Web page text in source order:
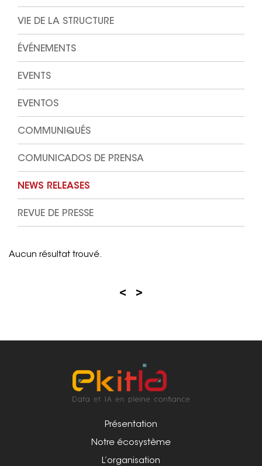
VIE DE LA STRUCTURE
ÉVÉNEMENTS
EVENTS
EVENTOS
COMMUNIQUÉS
COMUNICADOS DE PRENSA
NEWS RELEASES
REVUE DE PRESSE
Aucun résultat trouvé.
< >
Présentation
Notre écosystème
L’organisation